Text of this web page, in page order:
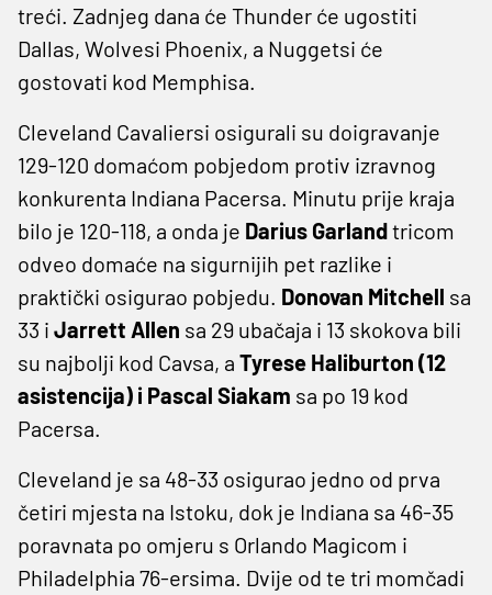
treći. Zadnjeg dana će Thunder će ugostiti
Dallas, Wolvesi Phoenix, a Nuggetsi će
gostovati kod Memphisa.
Cleveland Cavaliersi osigurali su doigravanje
129-120 domaćom pobjedom protiv izravnog
konkurenta Indiana Pacersa. Minutu prije kraja
bilo je 120-118, a onda je Darius Garlandtricom
odveo domaće na sigurnijih pet razlike i
praktički osigurao pobjedu. Donovan Mitchell sa
33 i Jarrett Allen sa 29 ubačaja i 13 skokova bili
su najbolji kod Cavsa, a Tyrese Haliburton (12
asistencija) i Pascal Siakam sa po 19 kod
Pacersa.
Cleveland je sa 48-33 osigurao jedno od prva
četiri mjesta na Istoku, dok je Indiana sa 46-35
poravnata po omjeru s Orlando Magicom i
Philadelphia 76-ersima. Dvije od te tri momčadi